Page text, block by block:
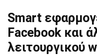
Smart
Facebook και
λειτουργικού